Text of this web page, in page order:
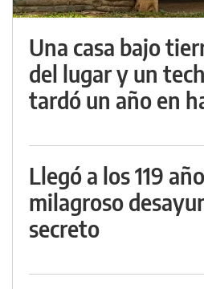
Una casa bajo
del lugar y un
tardó un año en
Llegó a los 119
milagroso
secreto